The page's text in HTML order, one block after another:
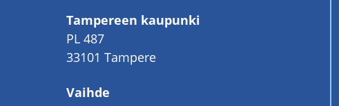
Tampereen kaupunki
PL 487
33101 Tampere
Vaihde